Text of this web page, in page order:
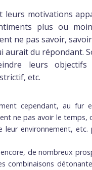
leurs motivations
plus ou
ne pas savoir,
aurait du répondant.
leurs
etc.
cependant, au fur
ne pas avoir le temps,
leur environnement,
de nombreux
combinaisons